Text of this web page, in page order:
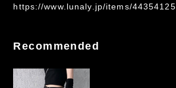
https://www.lunaly.jp/items/44354125
Recommended